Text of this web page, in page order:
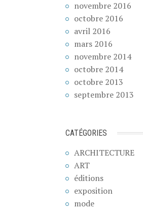
novembre 2016
octobre 2016
avril 2016
mars 2016
novembre 2014
octobre 2014
octobre 2013
septembre 2013
CATÉGORIES
ARCHITECTURE
ART
éditions
exposition
mode